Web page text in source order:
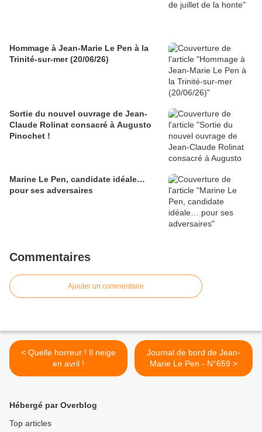
Hommage à Jean-Marie Le Pen à la
Trinité-sur-mer (20/06/26)
Sortie du nouvel ouvrage de Jean-
Claude Rolinat consacré à Augusto
Pinochet !
Marine Le Pen, candidate idéale…
pour ses adversaires
Commentaires
Ajouter un commentaire
< Quelle horreur ! Il neige
en avril !
Journal de bord de Jean-
Marie Le Pen - N°659 >
Hébergé par Overblog
Top articles